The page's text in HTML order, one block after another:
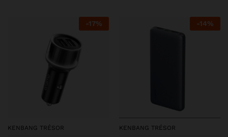
-17%
KENBANG TRÉSOR
-14%
KENBANG TRÉSOR